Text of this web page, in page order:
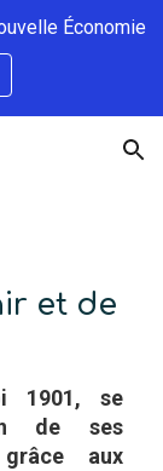
Économie
et de
1901, se
de ses
aux